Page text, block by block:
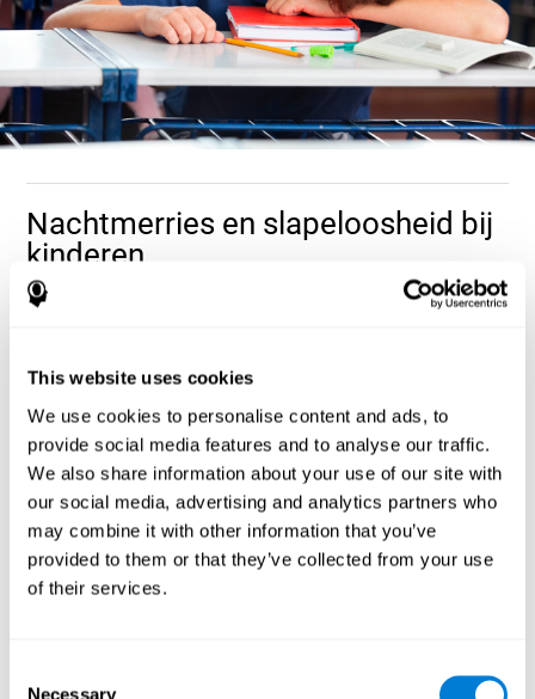
This website uses cookies
We use cookies to personalise content and ads, to
provide social media features and to analyse our traffic.
We also share information about your use of our site with
our social media, advertising and analytics partners who
may combine it with other information that you’ve
provided to them or that they’ve collected from your use
of their services.
Necessary
Nachtmerries en slapeloosheid bij
kinderen
Veel kinderen hebben nachtmerries.
Tijdens deze episodes,
nachtmerries, is het moeilijk om een kind wakker te maken als die
zullen ze verward en gedesoriënteerd zijn, zonder te beseffen wat
er gebeurd is.
Als een kind nachtmerries heeft, betekent dit niet dat ze
geestelijke gezondheids-of psychische problemen hebben. Deze
episodes kunnen het gevolg zijn vanvermoeidheid, emotionele
spanningenof traumatische gebeurtenissen, zoals het verlies
van een familielid of iemand die dicht bij hen stond. Genetische en
is belangrijk om het gedrag van het kind in acht te nemen, terwijl